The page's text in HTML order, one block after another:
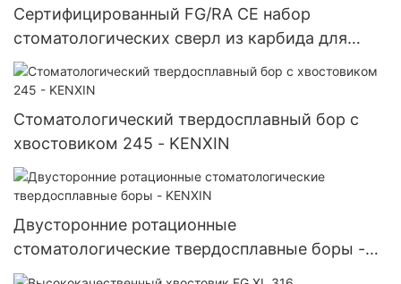
Сертифицированный FG/RA CE набор
стоматологических сверл из карбида для
высокоскоростного/низкоскоростного
шлифования
Стоматологический твердосплавный бор с
хвостовиком 245 - KENXIN
Двусторонние ротационные
стоматологические твердосплавные боры -
KENXIN